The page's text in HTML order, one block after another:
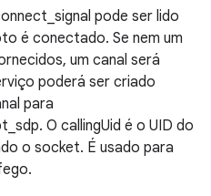
pode ser lido
é conectado. Se nem um
um canal será
poderá ser criado
para
O callingUid é o UID do
o socket. É usado para